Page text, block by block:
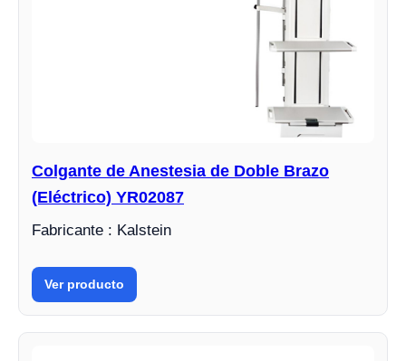
Colgante de Anestesia de Doble Brazo
(Eléctrico) YR02087
Fabricante : Kalstein
Ver producto